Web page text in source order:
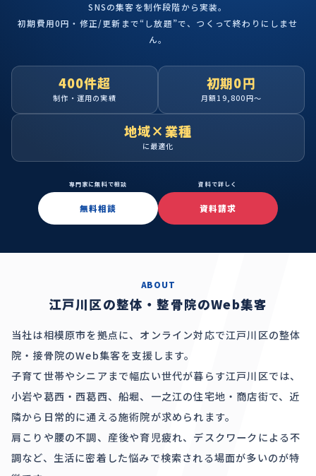
SNSの集客を制作段階から実装。
初期費用0円・修正/更新まで“し放題”で、つくって終わりにしませ
ん。
400件超
制作・運用の実績
初期0円
月額19,800円〜
地域×業種
に最適化
専門家に無料で相談
無料相談
資料で詳しく
資料請求
ABOUT
江戸川区の整体・整骨院のWeb集客
当社は相模原市を拠点に、オンライン対応で江戸川区の整体
院・接骨院のWeb集客を支援します。
子育て世帯やシニアまで幅広い世代が暮らす江戸川区では、
小岩や葛西・西葛西、船堀、一之江の住宅地・商店街で、近
隣から日常的に通える施術院が求められます。
肩こりや腰の不調、産後や育児疲れ、デスクワークによる不
調など、生活に密着した悩みで検索される場面が多いのが特